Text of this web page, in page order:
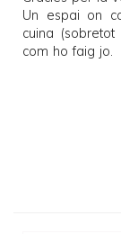
Un espai on
cuina
com ho faig jo.